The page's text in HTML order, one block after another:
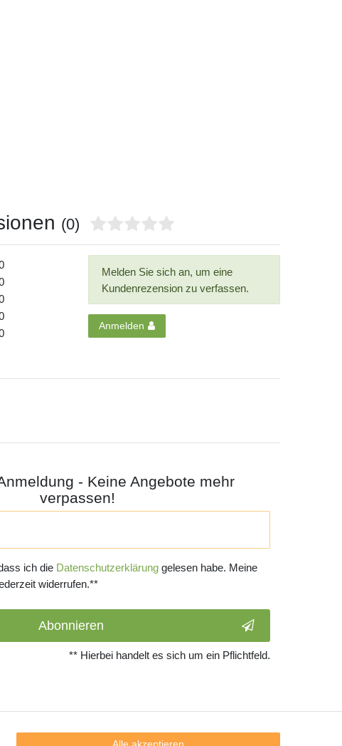
(0)
Melden Sie sich an, um eine
Kundenrezension zu verfassen.
Anmelden
- Keine Angebote mehr
verpassen!
ich die Daten­schutz­erklärunggelesen habe. Meine
widerrufen.**
Abonnieren
** Hierbei handelt es sich um ein Pflichtfeld.